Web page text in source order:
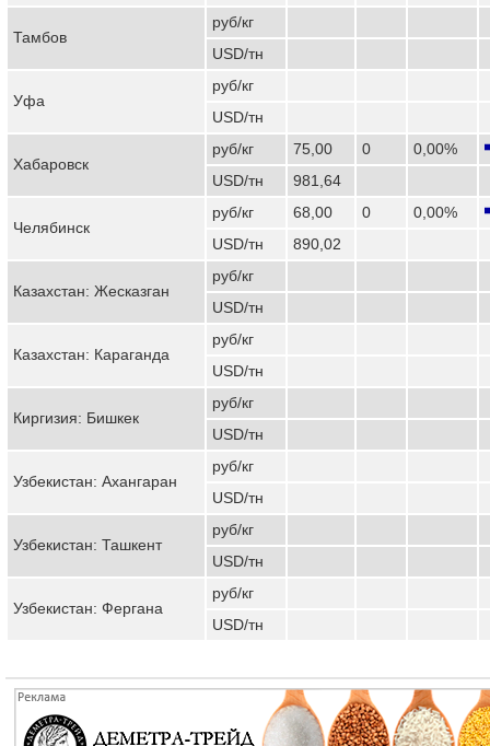
Тамбов
руб/кг
USD/тн
Уфа
руб/кг
USD/тн
Хабаровск
руб/кг 75,00 0
0,00%
USD/тн
981,64
Челябинск
руб/кг 68,00 0
0,00%
USD/тн
890,02
Казахстан: Жесказган
руб/кг
USD/тн
Казахстан: Караганда
руб/кг
USD/тн
Киргизия: Бишкек
руб/кг
USD/тн
Узбекистан: Ахангаран
руб/кг
USD/тн
Узбекистан: Ташкент
руб/кг
USD/тн
Узбекистан: Фергана
руб/кг
USD/тн